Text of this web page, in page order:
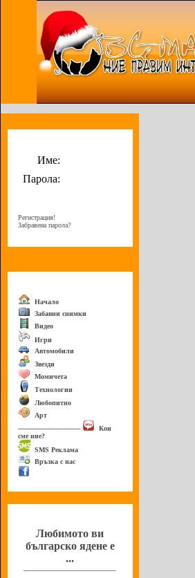
Име:
Парола:
Регистрация!
Забравена парола?
Начало
Забавни снимки
Видео
Игри
Автомобили
Звезди
Момичета
Технологии
Любопитно
Арт
------------------------------
Кои
сме ние?
SMS Реклама
Връзка с нас
Любимото ви
българско ядене е
...